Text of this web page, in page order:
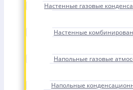
Настенные газовые
Настенные
Напольные газовые
Напольные